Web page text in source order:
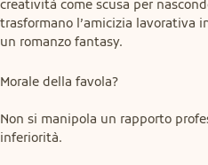
creatività come scusa per
trasformano l’amicizia lavorativa
un romanzo fantasy.
Morale della favola?
Non si manipola un rapporto
inferiorità.